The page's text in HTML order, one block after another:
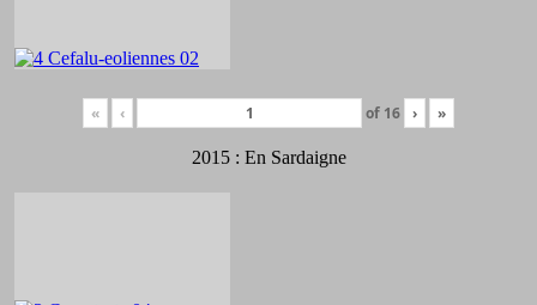
« ‹ of 16 › »
2015 : En Sardaigne